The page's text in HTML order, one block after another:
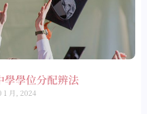
學學位分配辨法
1 月, 2024